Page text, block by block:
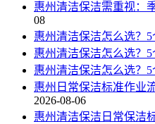
惠州清洁保洁需重视：
08
惠州清洁保洁怎么选？
惠州清洁保洁怎么选？
惠州清洁保洁怎么选？
惠州日常保洁标准作业
2026-08-06
惠州清洁保洁日常保洁